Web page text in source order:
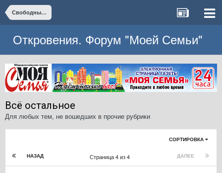
Свободные темы
Откровения. Форум "Моей Семьи"
Всё остальное
Для любых тем, не вошедших в прочие рубрики
СОРТИРОВКА
НАЗАД ДАЛЕЕ
Страница 4 из 4